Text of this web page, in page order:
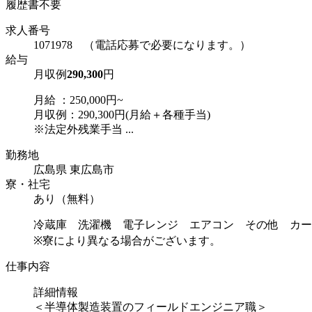
履歴書不要
求人番号
1071978 （電話応募で必要になります。）
給与
月収例290,300円
月給 ：250,000円~
月収例：290,300円(月給＋各種手当)
※法定外残業手当 ...
勤務地
広島県 東広島市
寮・社宅
あり（無料）
冷蔵庫 洗濯機 電子レンジ エアコン その他 カー
※寮により異なる場合がございます。
仕事内容
詳細情報
＜半導体製造装置のフィールドエンジニア職＞